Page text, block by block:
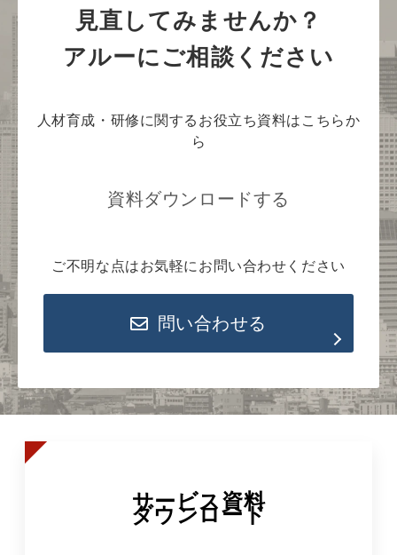
見直してみませんか？
アルーにご相談ください
人材育成・研修に関するお役立ち資料はこちらか
ら
資料ダウンロードする
ご不明な点はお気軽にお問い合わせください
問い合わせる
サービス資料
ダウンロード